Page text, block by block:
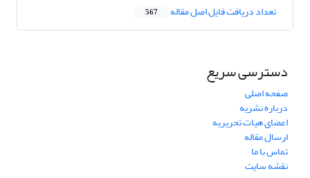
تعداد دریافت فایل اصل مقاله 567
دسترسی سریع
صفحه اصلی
درباره نشریه
اعضای هیات تحریریه
ارسال مقاله
تماس با ما
نقشه سایت